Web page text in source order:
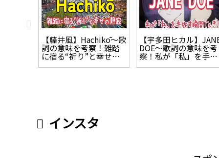
【藤井風】Hachikō～歌
詞の意味を考察！雑踏
に宿る“祈り”と幸せの
静寂
【宇多田ヒカル】
DOE～歌詞の意味を考
察！私が「私」を手放
す瞬間（とき）
インスタ